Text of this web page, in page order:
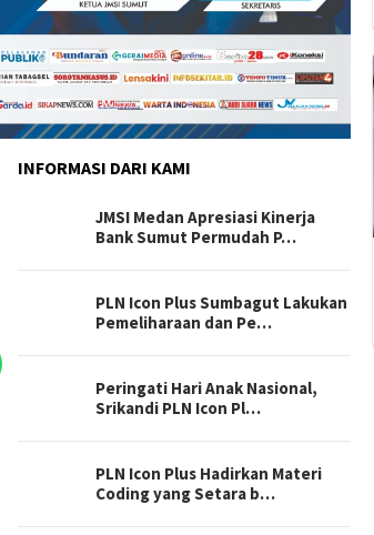
INFORMASI DARI KAMI
JMSI Medan Apresiasi Kinerja
Bank Sumut Permudah P…
PLN Icon Plus Sumbagut Lakukan
Pemeliharaan dan Pe…
Peringati Hari Anak Nasional,
Srikandi PLN Icon Pl…
PLN Icon Plus Hadirkan Materi
Coding yang Setara b…